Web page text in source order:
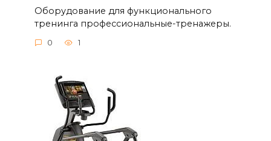
Оборудование для функционального
тренинга профессиональные-тренажеры.
0 1